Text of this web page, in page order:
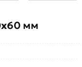
и надёжно
ударов
мм